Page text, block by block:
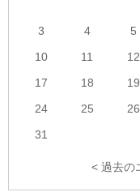
3
4 5
10
11 12
17
18 19
24
25 26
31
< 過去の